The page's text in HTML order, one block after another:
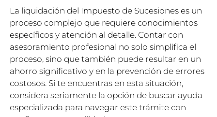
La liquidación del Impuesto de Sucesiones es un
proceso complejo que requiere conocimientos
específicos y atención al detalle. Contar con
asesoramiento profesional no solo simplifica el
proceso, sino que también puede resultar en un
ahorro significativo y en la prevención de errores
costosos. Si te encuentras en esta situación,
considera seriamente la opción de buscar ayuda
especializada para navegar este trámite con